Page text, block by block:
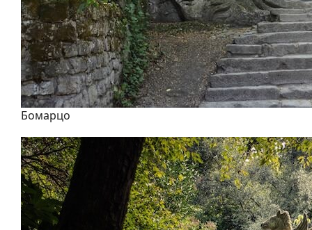
Бомарцо